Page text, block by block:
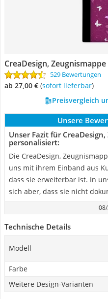
CreaDesign,
529 Bewertungen
ab 27,00 € ( Sofort lieferbar)
Preisvergleich
Unsere
Unser Fazit für
personalisiert:
Die CreaDesign,
uns mit ihrem Einband aus
dass sie erweiterbar ist. In
sich aber, dass sie nicht
Technische Details
Modell
Farbe
Weitere Design-Varianten